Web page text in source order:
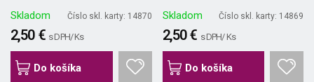
Skladom Číslo skl. karty: 14870
2,50 € s DPH/ Ks
Do košíka
Skladom Číslo skl. karty: 14869
2,50 € s DPH/ Ks
Do košíka